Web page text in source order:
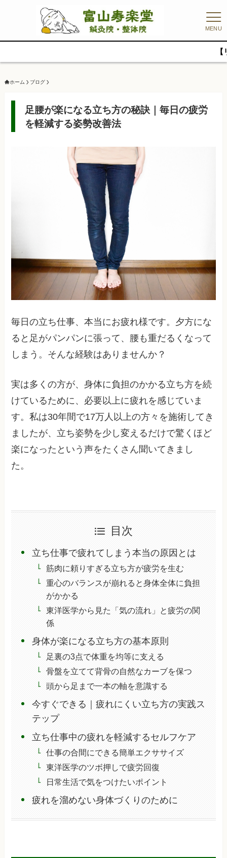
MENU
【リニューアル
ホーム ブログ
足腰が楽になる立ち方の秘訣｜毎日の疲労
を軽減する姿勢改善法
毎日の立ち仕事、本当にお疲れ様です。夕方にな
ると足がパンパンに張って、腰も重だるくなって
しまう。そんな経験はありませんか？
実は多くの方が、身体に負担のかかる立ち方を続
けているために、必要以上に疲れを感じていま
す。私は30年間で17万人以上の方々を施術してき
ましたが、立ち姿勢を少し変えるだけで驚くほど
楽になったという声をたくさん聞いてきまし
た。
目次
立ち仕事で疲れてしまう本当の原因とは
筋肉に頼りすぎる立ち方が疲労を生む
重心のバランスが崩れると身体全体に負担
がかかる
東洋医学から見た「気の流れ」と疲労の関
係
身体が楽になる立ち方の基本原則
足裏の3点で体重を均等に支える
骨盤を立てて背骨の自然なカーブを保つ
頭から足まで一本の軸を意識する
今すぐできる｜疲れにくい立ち方の実践ス
テップ
立ち仕事中の疲れを軽減するセルフケア
仕事の合間にできる簡単エクササイズ
東洋医学のツボ押しで疲労回復
日常生活で気をつけたいポイント
疲れを溜めない身体づくりのために